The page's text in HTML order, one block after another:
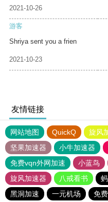
2021-10-26
游客
Shriya sent you a frien
2021-10-23
友情链接
网站地图 QuickQ 旋风
坚果加速器
小牛加速器
免费vqn外网加速
小蓝鸟
旋风加速器
八戒看书
黑洞加速
一元机场 免